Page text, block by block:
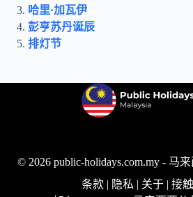
哈里·加瓦伊
彭亨苏丹诞辰
排灯节
© 2026 public-holidays.com.my - 马
条款| 隐私 | 关于| 接触